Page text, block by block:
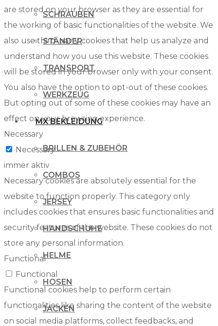
SCHRAUBEN
STÄNDER
TRANSPORT
WERKZEUG
MX BEKLEIDUNG
BRILLEN & ZUBEHÖR
COMBOS
JERSEY
HANDSCHUHE
HELME
HOSEN
JACKEN
are stored on your browser as they are essential for
the working of basic functionalities of the website. We
also use third-party cookies that help us analyze and
understand how you use this website. These cookies
will be stored in your browser only with your consent.
You also have the option to opt-out of these cookies.
But opting out of some of these cookies may have an
effect on your browsing experience.
Necessary
Necessary
immer aktiv
Necessary cookies are absolutely essential for the
website to function properly. This category only
includes cookies that ensures basic functionalities and
security features of the website. These cookies do not
store any personal information.
Functional
Functional
Functional cookies help to perform certain
functionalities like sharing the content of the website
on social media platforms, collect feedbacks, and